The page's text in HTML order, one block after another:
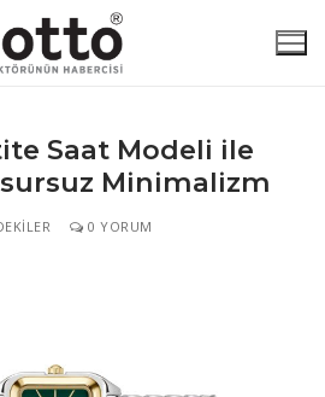
Saat Modeli ile
Minimalizm
0 YORUM